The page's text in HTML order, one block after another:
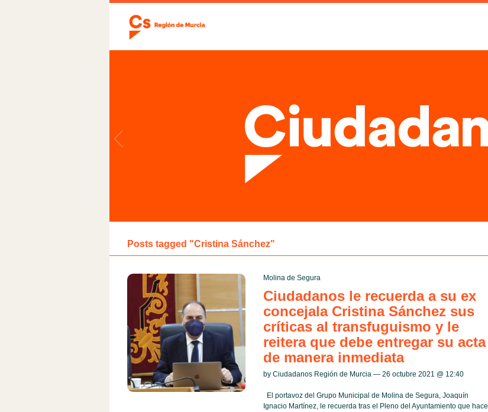
Posts tagged "Cristina Sánchez"
Molina de Segura
Ciudadanos le recuerda a su ex
concejala Cristina Sánchez sus
críticas al transfuguismo y le
reitera que debe entregar su acta
de manera inmediata
by Ciudadanos Región de Murcia — 26 octubre 2021 @ 12:40
El portavoz del Grupo Municipal de Molina de Segura, Joaquín
Ignacio Martínez, le recuerda tras el Pleno del Ayuntamiento que hace